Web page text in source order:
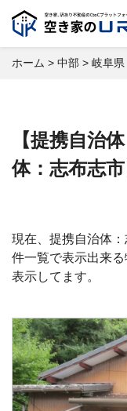
ホーム > 中部 > 岐阜県
【提携自治
体：志布志
現在、提携自治体
件一覧で表示出来
表示してます。